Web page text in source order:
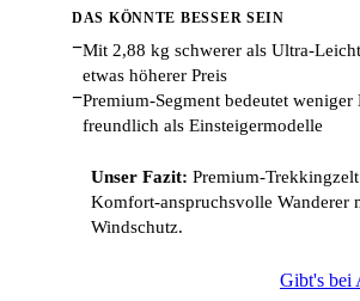
DAS KÖNNTE BESSER SEIN
−Mit 2,88 kg schwerer als Ultra-
etwas höherer Preis
−Premium-Segment bedeutet weniger
freundlich als Einsteigermodelle
Unser Fazit: Premium-
Komfort-anspruchsvolle Wanderer
Windschutz.
Gibt's bei